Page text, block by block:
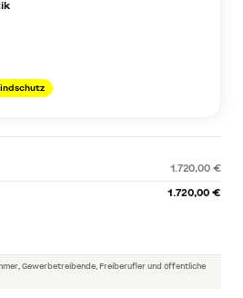
1.720,00 €
1.720,00 €
Gewerbetreibende, Freiberufler und öffentliche